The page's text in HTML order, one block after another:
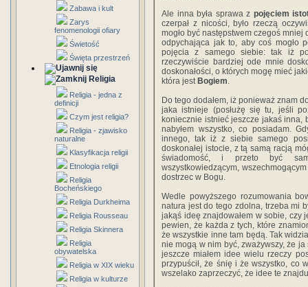
Zabawa i kult
Zarys
fenomenologii ofiary
Świetość
Święta przestrzeń
Religia
Religia - jedna z
definicji
Czym jest religia?
Religia - zjawisko
naturalne
Klasyfikacja religii
Etnologia religii
Religia
Bocheńskiego
Religia Durkheima
Religia Rousseau
Religia Skinnera
Religia
obywatelska
Religia w XIX wieku
Religia w kulturze
Ale inna była sprawa z pojęciem
czerpał z nicości, było rzeczą
mogło być następstwem czegoś
odpychająca jak to, aby coś mogło
pojęcia z samego siebie: tak iż
rzeczywiście bardziej ode mnie
doskonałości, o których mogę mieć
która jest Bogiem.
Do tego dodałem, iż ponieważ znam
jaka istnieje (posłużę się tu, jeśli
koniecznie istnieć jeszcze jakaś inna,
nabyłem wszystko, co posiadam.
innego, tak iż z siebie samego
doskonałej istocie, z tą samą racją
świadomość, i przeto być
wszystkowiedzącym,
dostrzec w Bogu.
Wedle powyższego rozumowania
natura jest do tego zdolna, trzeba mi
jakąś ideę znajdowałem w sobie, czy
pewien, że każda z tych, które
że wszystkie inne tam będą. Tak
nie mogą w nim być, zważywszy, że
jeszcze miałem idee wielu rzeczy
przypuścił, że śnię i że wszystko, co
wszelako zaprzeczyć, że idee te